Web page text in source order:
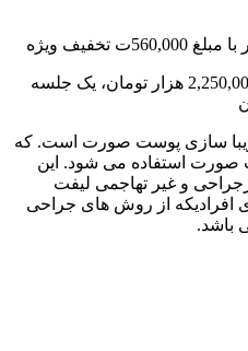
زیبا سازی پوست صورت است. که
صورت استفاده می شود. این
و غیر تهاجمی لیفت
افرادیکه از روش های جراحی
باشد.